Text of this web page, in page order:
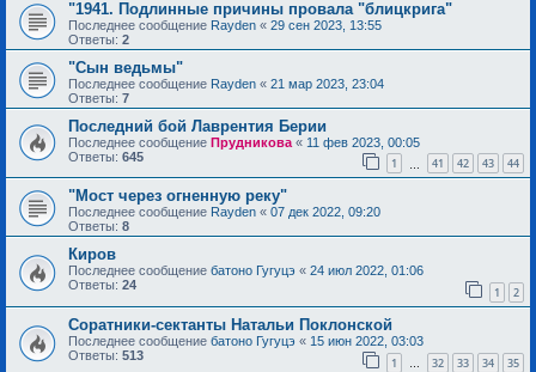
"1941. Подлинные причины провала "блицкрига"
Последнее сообщение Rayden « 29 сен 2023, 13:55
Ответы: 2
"Сын ведьмы"
Последнее сообщение Rayden « 21 мар 2023, 23:04
Ответы: 7
Последний бой Лаврентия Берии
Последнее сообщение Прудникова « 11 фев 2023, 00:05
Ответы: 645 1 41 42 43 44
"Мост через огненную реку"
Последнее сообщение Rayden « 07 дек 2022, 09:20
Ответы: 8
Киров
Последнее сообщение батоно Гугуцэ « 24 июл 2022, 01:06
Ответы: 24 1 2
Соратники-сектанты Натальи Поклонской
Последнее сообщение батоно Гугуцэ « 15 июн 2022, 03:03
Ответы: 513 1 … 32 33 34 35